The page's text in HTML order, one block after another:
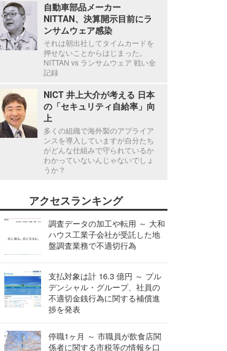
自動車部品メーカー
NITTAN、決算開示目前にラ
ンサムウェア感染
それは朝出社してタイムカードを
押せないことからはじまった。
NITTAN vs ランサムウェア 戦い全
記録
NICT 井上大介が考える 日本
の「セキュリティ自給率」向
上
多くの組織で海外製のアプライア
ンスを導入していますが自分たち
がどんな仕組みで守られているか
わかっていないんじゃないでしょ
うか？
アクセスランキング
調査データの加工や転用 ～ 大和
ハウス工業子会社が受託した地
盤調査業務で不適切行為
支払対象は計 16.3 億円 ～ プル
デンシャル・グループ、社員の
不適切金銭行為に関する補償進
捗を発表
停職1ヶ月 ～ 市職員が飲食店関
係者に関する市税等の情報を口